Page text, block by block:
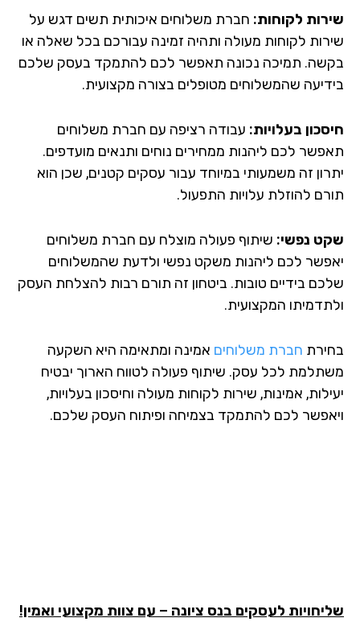
לקוחות:חברת משלוחים איכותית תשים דגש על
לקוחות מעולה ותהיה זמינה עבורכם בכל שאלה או
תמיכה נכונה תאפשר לכם להתמקד בעסק שלכם
שהמשלוחים מטופלים בצורה מקצועית.
בעלויות:עבודה רציפה עם חברת משלוחים
לכם ליהנות ממחירים נוחים ותנאים מועדפים.
זה משמעותי במיוחד עבור עסקים קטנים, שכן הוא
להוזלת עלויות התפעול.
נפשי:שיתוף פעולה מוצלח עם חברת משלוחים
לכם ליהנות משקט נפשי ולדעת שהמשלוחים
בידיים טובות. ביטחון זה תורם רבות להצלחת העסק
המקצועית.
חברת משלוחיםאמינה ומתאימה היא השקעה
לכל עסק. שיתוף פעולה לטווח הארוך יבטיח
אמינות, שירות לקוחות מעולה וחיסכון בעלויות,
לכם להתמקד בצמיחה ופיתוח העסק שלכם.
לעסקים בנס ציונה – עם צוות מקצועי ואמין!